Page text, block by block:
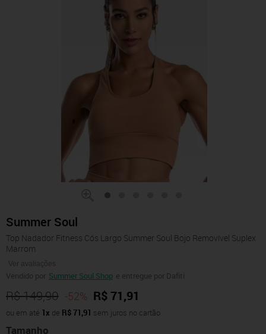
Summer Soul
Top Nadador Fitness Cós Largo Summer Soul Bojo Removível Suplex
Marrom
Ver avaliações
Vendido por Summer Soul Shop e entregue por Dafiti
R$ 149,90 -52% R$ 71,91
ou em até 1x de R$ 71,91 sem juros no cartão
Tamanho